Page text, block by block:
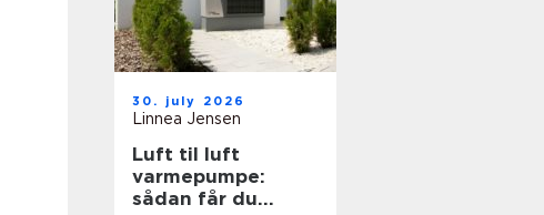
30. july 2026
Linnea Jensen
Luft til luft
varmepumpe:
sådan får du